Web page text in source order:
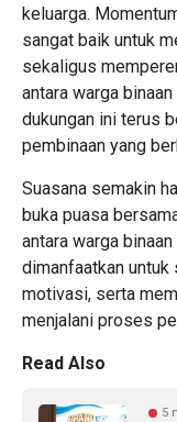
keluarga.
sangat baik untuk
sekaligus
antara warga
dukungan ini terus
pembinaan yang
Suasana semakin
buka puasa
antara warga
dimanfaatkan
motivasi, serta
menjalani proses
Read Also
5